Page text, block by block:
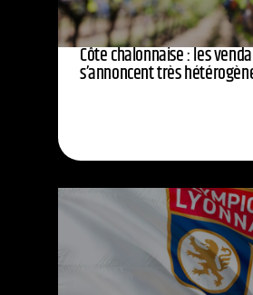
Côte chalonnaise : les
s’annoncent très